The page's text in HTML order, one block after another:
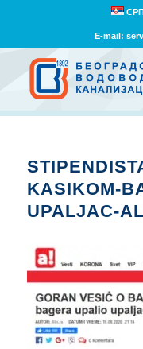
E-mail:
KASIKOM-
UPALJAC-